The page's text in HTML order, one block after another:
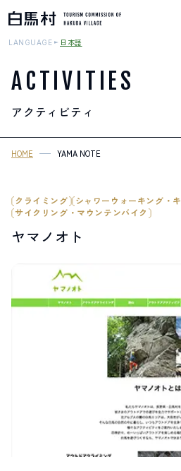
MOUNTAIN & TREKKING
登山・トレッキング
スキー場
HOT SPRING
SPOTS
スポット紹介
おす
イベン
マイス
アク
LANGUAGE 日本語
ACTIVITIES
アクティビティ
HOME YAMA NOTE
クライミング
シャワーウォーキング・
サイクリング・マウンテンバイク
ヤマノオト